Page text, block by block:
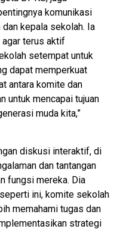
komunikasi
kepala sekolah. Ia
terus aktif
setempat untuk
dapat memperkuat
antara komite dan
untuk mencapai tujuan
muda kita,”
diskusi interaktif, di
dan tantangan
fungsi mereka. Dia
ini, komite sekolah
memahami tugas dan
strategi